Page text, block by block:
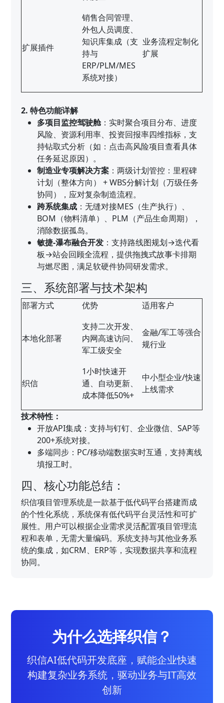
扩展插件
销售合同管理、
外包人员调度、
知识库集成（支
持与
ERP/PLM/MES
系统对接）
业务流程定制化
扩展
2. 特色功能详解
多项目监控驾驶舱：实时聚合项目分布、进度
风险、资源利用率、投资回报率四维指标，支
持钻取式分析（如：点击高风险项目查看具体
任务延迟原因）。
制造业专项解决方案 ：两级计划管控：里程碑
计划（整体方向） + WBS分解计划（万级任务
协同），应对复杂制造流程。
跨系统集成 ：无缝对接MES（生产执行）、
BOM（物料清单）、PLM（产品生命周期），
消除数据孤岛。
敏捷-瀑布融合开发 ：支持路线图规划→迭代看
板→站会回顾全流程，提供拖拽式故事卡排期
与燃尽图，满足软硬件协同研发需求。
三、系统部署与技术架构
部署方式 优势 适用客户
本地化部署
支持二次开发、
内网高速访问、
军工级安全
金融/军工等强合
规行业
织信
1小时快速开
通、自动更新、
成本降低50%+
中小型企业/快速
上线需求
技术特性：
开放API集成：支持与钉钉、企业微信、SAP等
200+系统对接。
多端同步：PC/移动端数据实时互通，支持离线
填报工时。
四、核心功能总结：
织信项目管理系统是一款基于低代码平台搭建而成
的个性化系统，系统保有低代码平台灵活性和可扩
展性。用户可以根据企业需求灵活配置项目管理流
程和表单，无需大量编码。系统支持与其他业务系
统的集成，如CRM、ERP等，实现数据共享和流程
协同。
为什么选择织信？
织信AI低代码开发底座，赋能企业快速
构建复杂业务系统，驱动业务与IT高效
创新